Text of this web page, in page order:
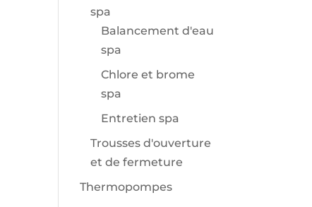
spa
Balancement d'eau
spa
Chlore et brome
spa
Entretien spa
Trousses d'ouverture
et de fermeture
Thermopompes